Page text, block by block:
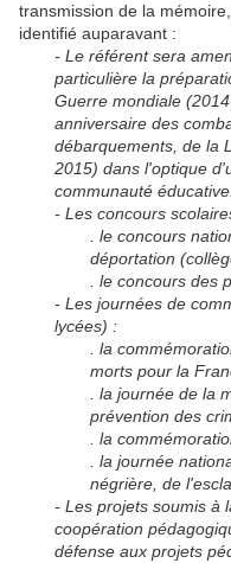
transmission de la
identifié auparavant :
- Le référent sera
particulière la
Guerre mondiale
anniversaire des
débarquements, de la
2015) dans l'optique
communauté éducative.
- Les concours
. le concours
déportation
. le concours des
- Les journées de
lycées) :
. la
morts pour la
. la journée de la
prévention des
. la
. la journée
négrière, de
- Les projets soumis à
coopération
défense aux projets